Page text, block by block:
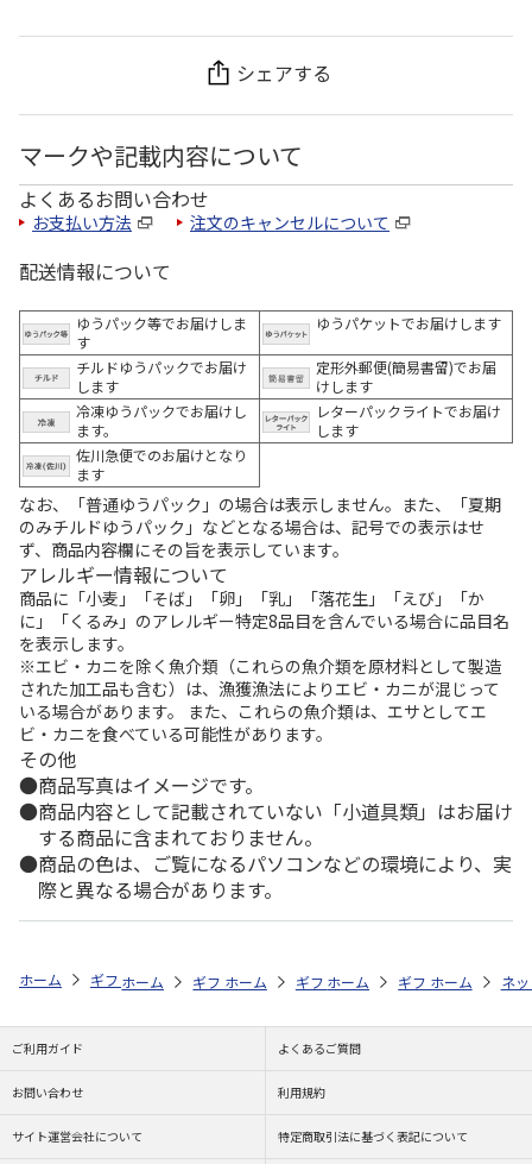
シェアする
マークや記載内容について
よくあるお問い合わせ
お支払い方法 注文のキャンセルについて
配送情報について
ゆうパック等でお届けしま
す
ゆうパケットでお届けします
チルドゆうパックでお届け
します
定形外郵便(簡易書留)でお届
けします
冷凍ゆうパックでお届けし
ます。
レターパックライトでお届け
します
佐川急便でのお届けとなり
ます
なお、「普通ゆうパック」の場合は表示しません。また、「夏期
のみチルドゆうパック」などとなる場合は、記号での表示はせ
ず、商品内容欄にその旨を表示しています。
アレルギー情報について
商品に「小麦」「そば」「卵」「乳」「落花生」「えび」「か
に」「くるみ」のアレルギー特定8品目を含んでいる場合に品目名
を表示します。
※エビ・カニを除く魚介類（これらの魚介類を原材料として製造
された加工品も含む）は、漁獲漁法によりエビ・カニが混じって
いる場合があります。 また、これらの魚介類は、エサとしてエ
ビ・カニを食べている可能性があります。
その他
商品写真はイメージです。
商品内容として記載されていない「小道具類」はお届け
する商品に含まれておりません。
商品の色は、ご覧になるパソコンなどの環境により、実
際と異なる場合があります。
ホーム ギフトストア お中元・夏ギフト特集 2026 ハム・お肉 ＜
ホーム ギフトストア お中元・夏ギフト特集 2026
ホーム ギフトストア お中元・夏ギフト
ホーム ギフトストア お
ホーム ネ
ご利用ガイド よくあるご質問
お問い合わせ 利用規約
サイト運営会社について 特定商取引法に基づく表記について